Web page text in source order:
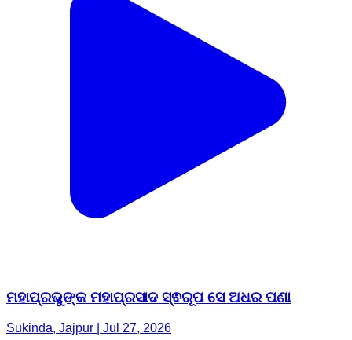
ମହାପ୍ରଭୁଙ୍କ ମହାପ୍ରସାଦ ସ୍ଵରୂପ ସେ ଅଧର ପଣା
Sukinda, Jajpur | Jul 27, 2026